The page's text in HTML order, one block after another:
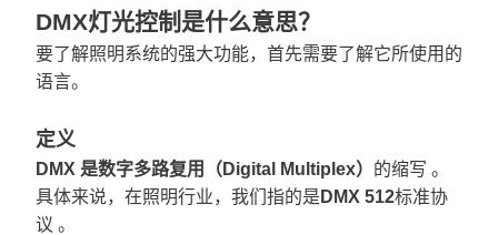
DMX灯光控制是什么意思？
要了解照明系统的强大功能，首先需要了解它所使用的
语言。
定义
DMX 是数字多路复用（Digital Multiplex） 的缩写 。
具体来说，在照明行业，我们指的是 DMX 512标准协
议 。